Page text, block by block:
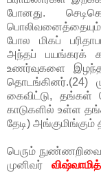
போனது.
போல மிகப்
அந்தப் பயங்கரக்
உணர்வுகளை
தொடங்கினர்.(24)
கைவிட்டு, தங்கள்
காடுகளில் உள்ள
தேடி)
பெரும்
முனிவர்